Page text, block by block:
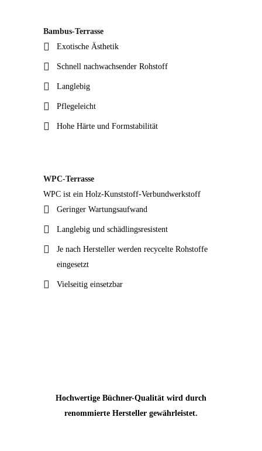
Bambus-Terrasse
Exotische Ästhetik
Schnell nachwachsender Rohstoff
Langlebig
Pflegeleicht
Hohe Härte und Formstabilität
WPC-Terrasse
WPC ist ein Holz-Kunststoff-Verbundwerkstoff
Geringer Wartungsaufwand
Langlebig und schädlingsresistent
Je nach Hersteller werden recycelte Rohstoffe
eingesetzt
Vielseitig einsetzbar
Hochwertige Büchner-Qualität wird durch
renommierte Hersteller gewährleistet.